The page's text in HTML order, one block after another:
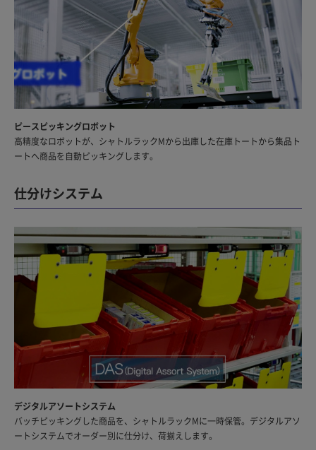
ピースピッキングロボット
高精度なロボットが、シャトルラックMから出庫した在庫トートから集品ト
ートへ商品を自動ピッキングします。
仕分けシステム
デジタルアソートシステム
バッチピッキングした商品を、シャトルラックMに一時保管。デジタルアソ
ートシステムでオーダー別に仕分け、荷揃えします。